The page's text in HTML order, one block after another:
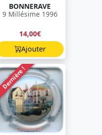
BONNERAVE
9 Millésime 1996
14,00€
Ajouter
Dernière !